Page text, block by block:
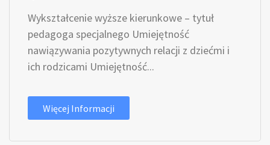
Wykształcenie wyższe kierunkowe – tytuł
pedagoga specjalnego Umiejętność
nawiązywania pozytywnych relacji z dziećmi i
ich rodzicami Umiejętność...
Więcej Informacji